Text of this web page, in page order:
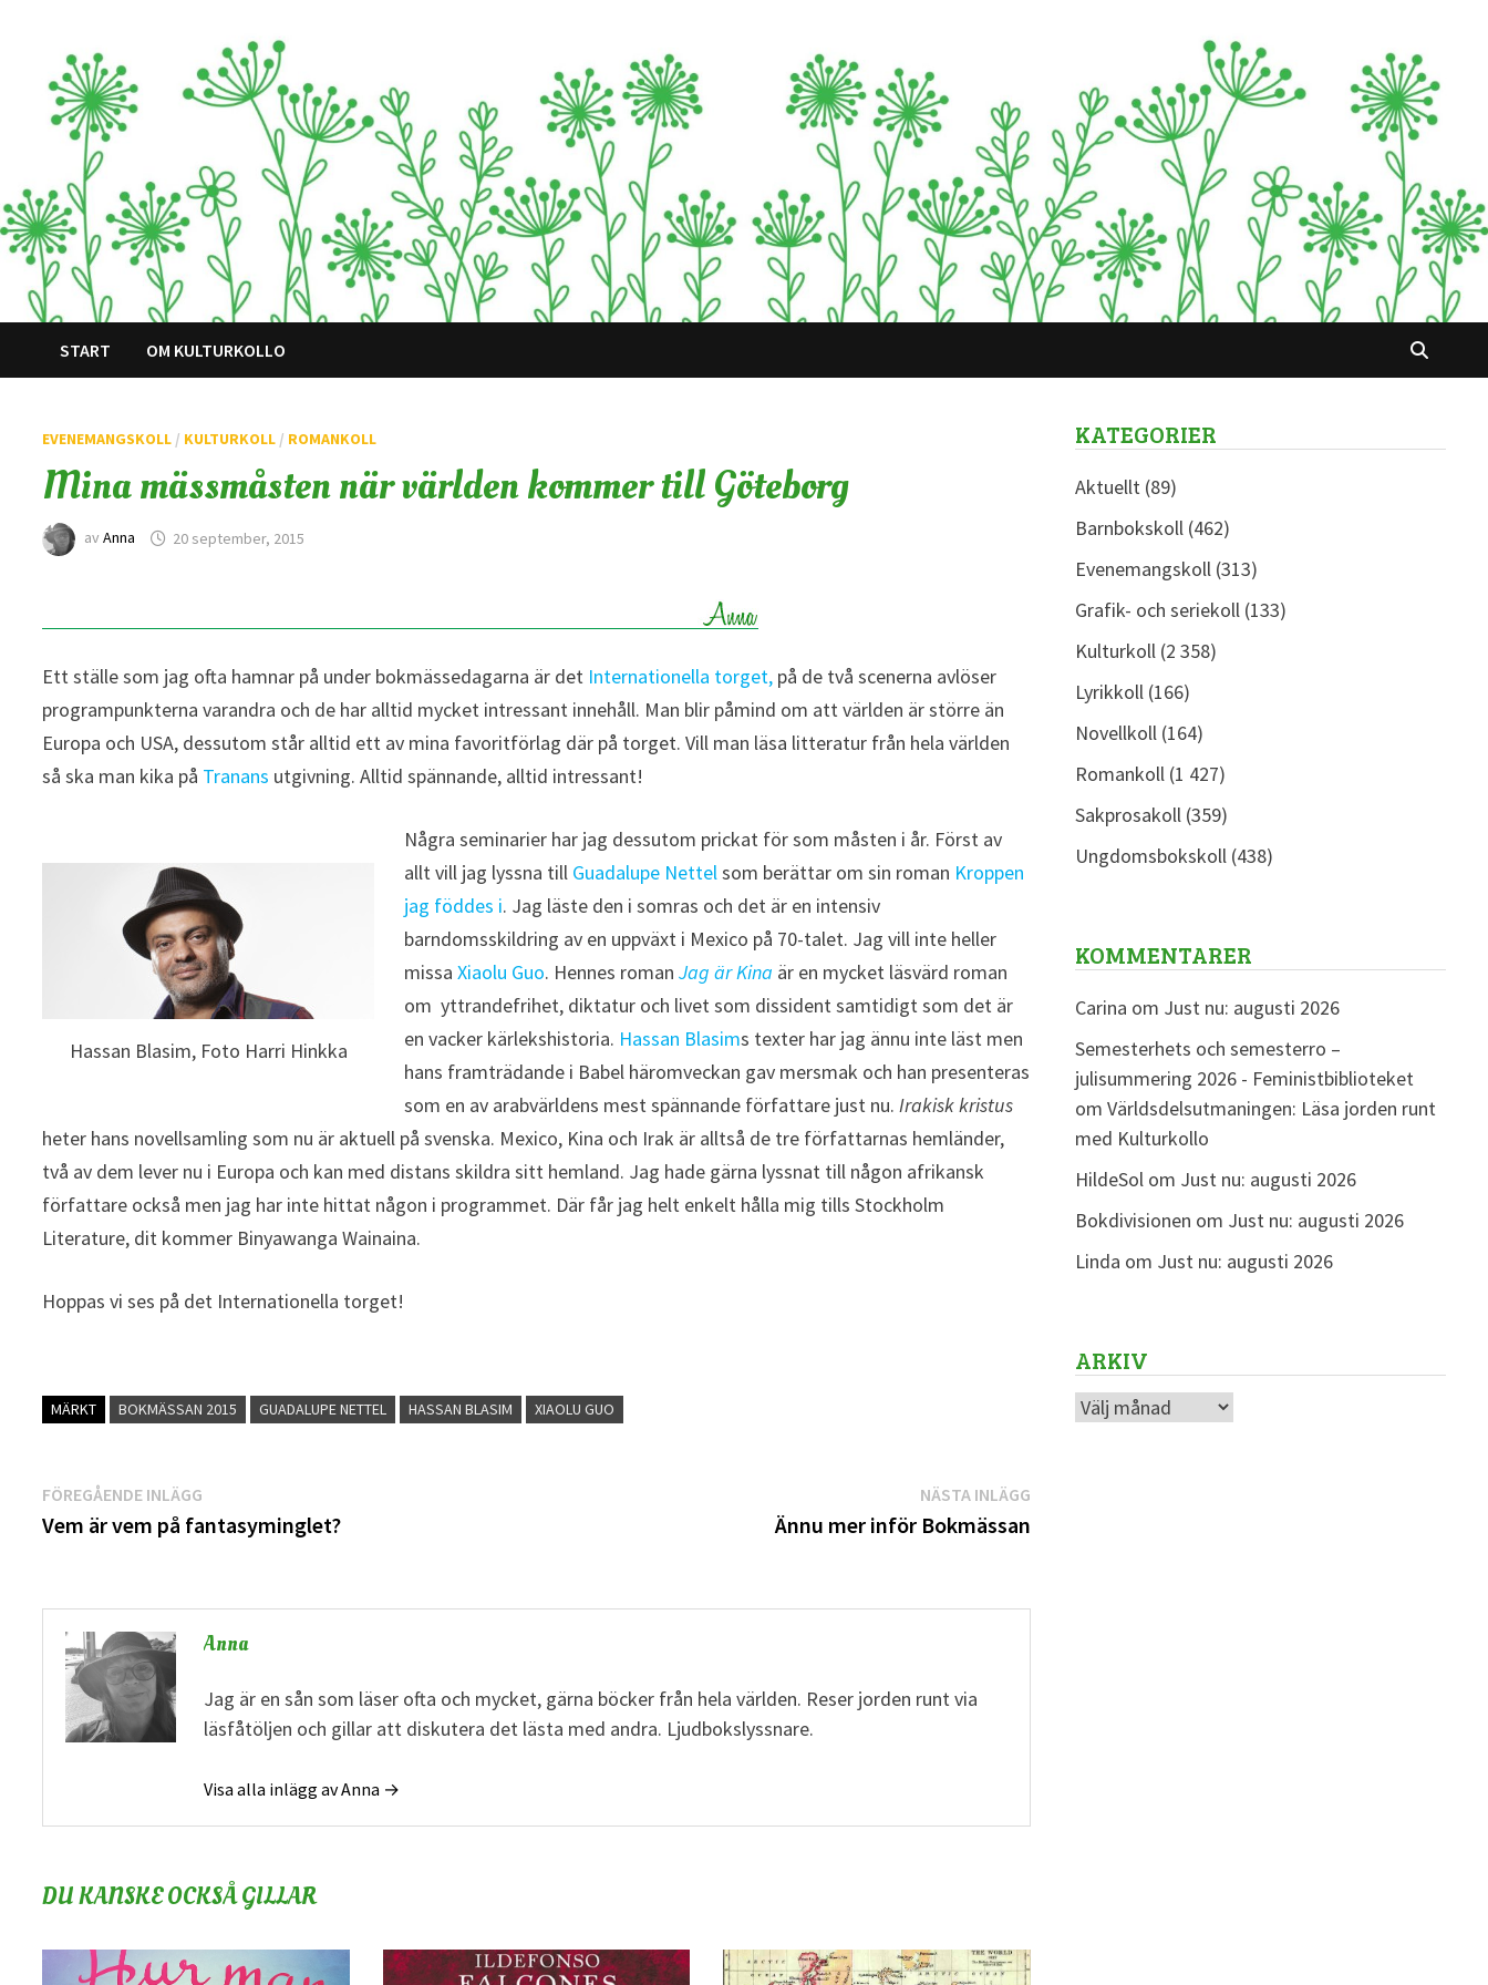
START OM KULTURKOLLO
EVENEMANGSKOLL / KULTURKOLL / ROMANKOLL
Mina mässmåsten när världen kommer till Göteborg
avAnna 20 september, 2015
Ett ställe som jag ofta hamnar på under bokmässedagarna är det Internationella torget, på de två scenerna avlöser
programpunkterna varandra och de har alltid mycket intressant innehåll. Man blir påmind om att världen är större än
Europa och USA, dessutom står alltid ett av mina favoritförlag där på torget. Vill man läsa litteratur från hela världen
så ska man kika på Tranans utgivning. Alltid spännande, alltid intressant!
Hassan Blasim, Foto Harri Hinkka
Några seminarier har jag dessutom prickat för som måsten i år. Först av
allt vill jag lyssna till Guadalupe Nettelsom berättar om sin roman Kroppen
jag föddes i. Jag läste den i somras och det är en intensiv
barndomsskildring av en uppväxt i Mexico på 70-talet. Jag vill inte heller
missaXiaolu Guo. Hennes romanJag är Kina är en mycket läsvärd roman
om yttrandefrihet, diktatur och livet som dissident samtidigt som det är
en vacker kärlekshistoria. Hassan Blasims texter har jag ännu inte läst men
hans framträdande i Babel häromveckan gav mersmak och han presenteras
som en av arabvärldens mest spännande författare just nu. Irakisk kristus
heter hans novellsamling som nu är aktuell på svenska. Mexico, Kina och Irak är alltså de tre författarnas hemländer,
två av dem lever nu i Europa och kan med distans skildra sitt hemland. Jag hade gärna lyssnat till någon afrikansk
författare också men jag har inte hittat någon i programmet. Där får jag helt enkelt hålla mig tills Stockholm
Literature, dit kommer Binyawanga Wainaina.
Hoppas vi ses på det Internationella torget!
MÄRKT BOKMÄSSAN 2015 GUADALUPE NETTEL HASSAN BLASIM XIAOLU GUO
Inläggsnavigering
FÖREGÅENDE INLÄGG
inlägg:
Vem är vem på fantasyminglet?
NÄSTA INLÄGGNästa
inlägg:
Ännu mer inför Bokmässan
Anna
Jag är en sån som läser ofta och mycket, gärna böcker från hela världen. Reser jorden runt via
läsfåtöljen och gillar att diskutera det lästa med andra. Ljudbokslyssnare.
Visa alla inlägg av Anna →
DU KANSKE OCKSÅ GILLAR
KATEGORIER
Aktuellt(89)
Barnbokskoll(462)
Evenemangskoll(313)
Grafik- och seriekoll(133)
Kulturkoll(2 358)
Lyrikkoll(166)
Novellkoll(164)
Romankoll(1 427)
Sakprosakoll(359)
Ungdomsbokskoll(438)
KOMMENTARER
Carina om Just nu: augusti 2026
Semesterhets och semesterro –
julisummering 2026 - Feministbiblioteket
om Världsdelsutmaningen: Läsa jorden runt
med Kulturkollo
HildeSolom Just nu: augusti 2026
Bokdivisionen om Just nu: augusti 2026
Linda om Just nu: augusti 2026
ARKIV
Arkiv